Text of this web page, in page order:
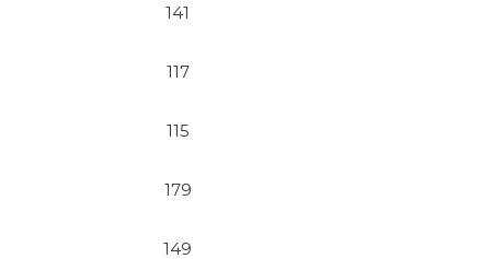
141
117
115
179
149